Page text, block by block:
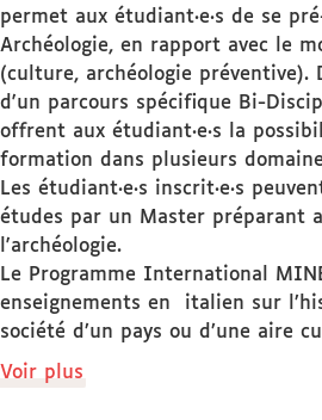
permet aux étudiant·e·s de se
Archéologie, en rapport avec le
(culture, archéologie préventive).
d'un parcours spécifique Bi-
offrent aux étudiant·e·s la
formation dans plusieurs
Les étudiant·e·s inscrit·e·s
études par un Master préparant
l'archéologie.
Le Programme International
enseignements en italien sur
société d’un pays ou d’une aire
Voir plus